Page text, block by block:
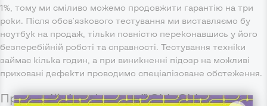
1%, тому ми сміливо можемо продовжити гарантію на три
роки. Після обов'язкового тестування ми виставляємо бу
ноутбук на продаж, тільки повністю переконавшись у його
безперебійній роботі та справності. Тестування техніки
займає кілька годин, а при виникненні підозр на можливі
приховані дефекти проводимо спеціалізоване обстеження.
Про надійність компанії ChipChip